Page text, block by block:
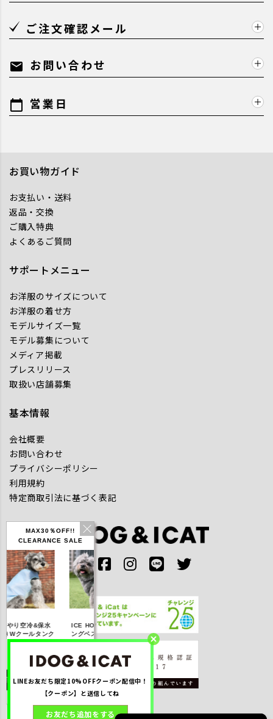
MAX30％OFF!!
CLEARANCE SALE
やり空冷&保水
Wクールタンク
詳しく見る
ICE HOLD フィッシ
ングベスト 保冷剤付
円(税込み)
詳しく見る
IDOG ICE HOLD ネ
ッククーラー 保冷剤
円(税込み)
詳しく見る
ご注文確認メール
mail お問い合わせ
calendar_today 営業日
お買い物ガイド
お支払い・送料
返品・交換
ご購入特典
よくあるご質問
サポートメニュー
お洋服のサイズについて
お洋服の着せ方
モデルサイズ一覧
モデル募集について
メディア掲載
プレスリリース
取扱い店舗募集
基本情報
会社概要
お問い合わせ
プライバシーポリシー
利用規約
特定商取引法に基づく表記
LINEお友だち限定10%OFFクーポン配信中！
【クーポン】と送信してね
お友だち追加をする